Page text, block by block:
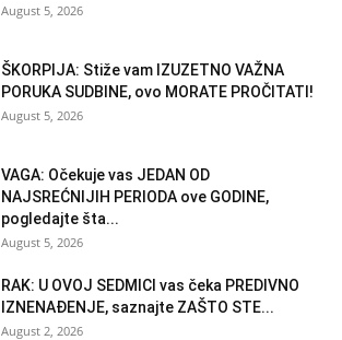
August 5, 2026
ŠKORPIJA: Stiže vam IZUZETNO VAŽNA
PORUKA SUDBINE, ovo MORATE PROČITATI!
August 5, 2026
VAGA: Očekuje vas JEDAN OD
NAJSREĆNIJIH PERIODA ove GODINE,
pogledajte šta...
August 5, 2026
RAK: U OVOJ SEDMICI vas čeka PREDIVNO
IZNENAĐENJE, saznajte ZAŠTO STE...
August 2, 2026